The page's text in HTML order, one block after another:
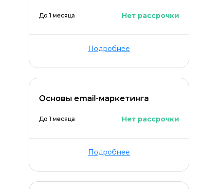
До 1 месяца Нет рассрочки
Подробнее
Основы email-маркетинга
До 1 месяца Нет рассрочки
Подробнее